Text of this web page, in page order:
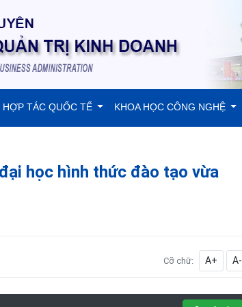
HỢP TÁC QUỐC TẾ KHOA HỌC CÔNG NGHỆ
học hình thức đào tạo vừa
Cỡ chữ: A+ A-